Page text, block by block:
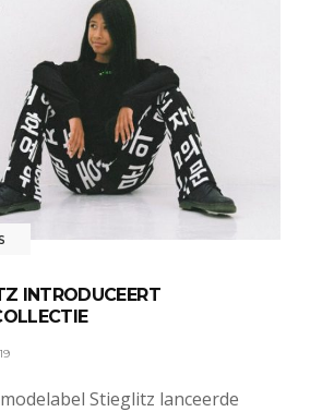
INTRODUCEERT
Stieglitz lanceerde